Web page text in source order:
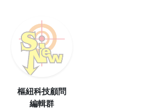
樞紐科技顧問
編輯群